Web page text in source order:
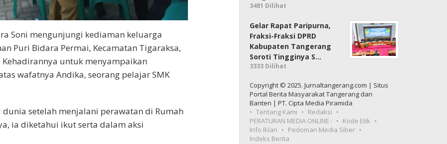
Soni mengunjungi kediaman keluarga
Puri Bidara Permai, Kecamatan Tigaraksa,
Kehadirannya untuk menyampaikan
wafatnya Andika, seorang pelajar SMK
setelah menjalani perawatan di Rumah
ia diketahui ikut serta dalam aksi
3481 Dilihat
Gelar Rapat Paripurna,
Fraksi-Fraksi DPRD
Kabupaten Tangerang
Soroti Tingginya S…
3333 Dilihat
Copyright © 2025. Jurnaltangerang.com | Situs
Portal Berita Masyarakat Tangerang dan
Banten | PT. Cipta Media Piramida
Tentang Kami
Redaksi
PERATURAN MEDIA ONLINE :
Kode Etik
Info Iklan
Pedoman Media Siber
Indeks Berita